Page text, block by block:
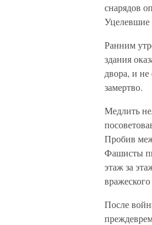
снарядов
Уцелевшие
Ранним
здания
двора, и
замертво.
Медлить
Пробив
Фашисты
этаж за
После